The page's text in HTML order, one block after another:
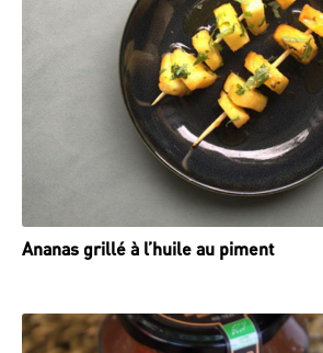
Ananas grillé à l’huile au piment